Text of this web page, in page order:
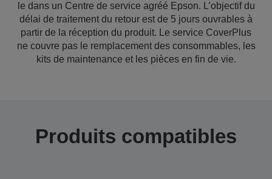
le dans un Centre de service agréé Epson. L’objectif du
délai de traitement du retour est de 5 jours ouvrables à
partir de la réception du produit. Le service CoverPlus
ne couvre pas le remplacement des consommables, les
kits de maintenance et les pièces en fin de vie.
Produits compatibles